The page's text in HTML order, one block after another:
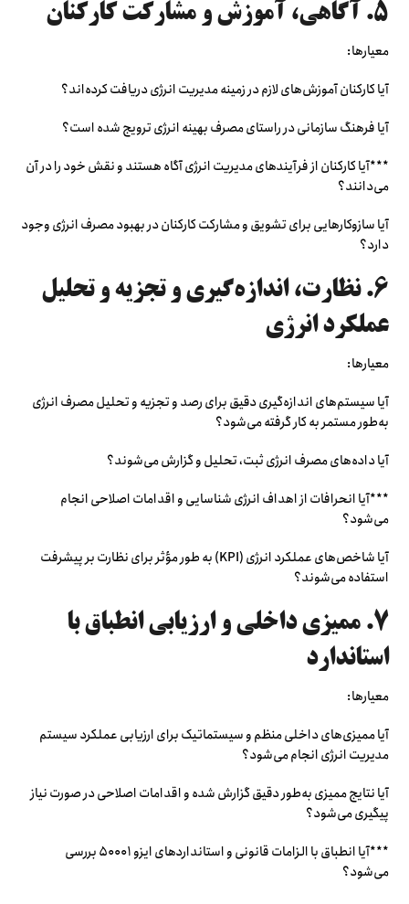
۵. آگاهی، آموزش و مشارکت کارکنان
معیارها:
آیا کارکنان آموزش‌های لازم در زمینه مدیریت انرژی دریافت کرده‌اند؟
آیا فرهنگ سازمانی در راستای مصرف بهینه انرژی ترویج شده است؟
***آیا کارکنان از فرآیندهای مدیریت انرژی آگاه هستند و نقش خود را در آن
می‌دانند؟
آیا سازوکارهایی برای تشویق و مشارکت کارکنان در بهبود مصرف انرژی وجود
دارد؟
۶. نظارت، اندازه‌گیری و تجزیه و تحلیل
عملکرد انرژی
معیارها:
آیا سیستم‌های اندازه‌گیری دقیق برای رصد و تجزیه و تحلیل مصرف انرژی
به‌طور مستمر به کار گرفته می‌شود؟
آیا داده‌های مصرف انرژی ثبت، تحلیل و گزارش می‌شوند؟
***آیا انحرافات از اهداف انرژی شناسایی و اقدامات اصلاحی انجام
می‌شود؟
آیا شاخص‌های عملکرد انرژی (KPI) به طور مؤثر برای نظارت بر پیشرفت
استفاده می‌شوند؟
۷. ممیزی داخلی و ارزیابی انطباق با
استاندارد
معیارها:
آیا ممیزی‌های داخلی منظم و سیستماتیک برای ارزیابی عملکرد سیستم
مدیریت انرژی انجام می‌شود؟
آیا نتایج ممیزی به‌طور دقیق گزارش شده و اقدامات اصلاحی در صورت نیاز
پیگیری می‌شود؟
***آیا انطباق با الزامات قانونی و استانداردهای ایزو ۵۰۰۰۱ بررسی
می‌شود؟